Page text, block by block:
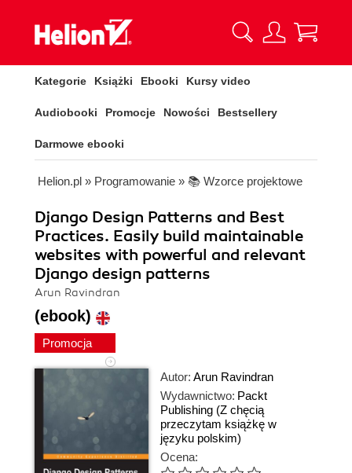
Kategorie Książki Ebooki Kursy video
Audiobooki Promocje Nowości Bestsellery
Darmowe ebooki
Helion.pl » Programowanie » 📚 Wzorce projektowe
Django Design Patterns and Best
Practices. Easily build maintainable
websites with powerful and relevant
Django design patterns
Arun Ravindran
(ebook)
Promocja
Autor: Arun Ravindran
Wydawnictwo: Packt
Publishing (Z chęcią
przeczytam książkę w
języku polskim)
Ocena: